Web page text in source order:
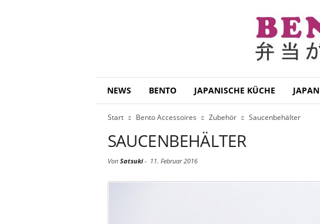
NEWS BENTO JAPANISCHE KÜCHE JAPAN
Start Bento Accessoires Zubehör Saucenbehälter
SAUCENBEHÄLTER
Von Satsuki- 11. Februar 2016